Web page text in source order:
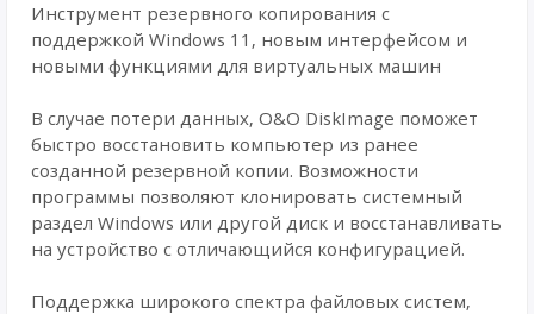
Инструмент резервного копирования с
поддержкой Windows 11, новым интерфейсом и
новыми функциями для виртуальных машин
В случае потери данных, O&O DiskImage поможет
быстро восстановить компьютер из ранее
созданной резервной копии. Возможности
программы позволяют клонировать системный
раздел Windows или другой диск и восстанавливать
на устройство с отличающийся конфигурацией.
Поддержка широкого спектра файловых систем,